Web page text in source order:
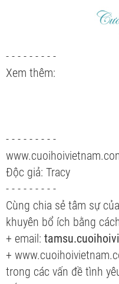
- - - - - - - - -
Xem thêm:
- - - - - - - - -
Độc giả: Tracy
- - - - - - - - -
Cùng chia sẻ tâm sự
khuyên bổ ích bằng
+ email:
+
trong các vấn đề tình